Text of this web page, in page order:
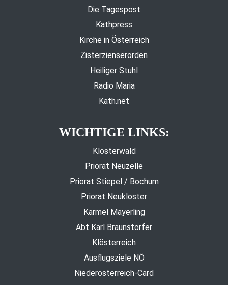
Die Tagespost
Kathpress
Kirche in Österreich
Zisterzienserorden
Heiliger Stuhl
Radio Maria
Kath.net
WICHTIGE LINKS:
Klosterwald
Priorat Neuzelle
Priorat Stiepel / Bochum
Priorat Neukloster
Karmel Mayerling
Abt Karl Braunstorfer
Klösterreich
Ausflugsziele NÖ
Niederösterreich-Card